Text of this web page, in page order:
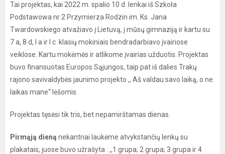
Tai projektas, kai 2022 m. spalio 10 d. lenkai iš Szkoła
Podstawowa nr 2 Przymierza Rodzin im. Ks. Jana
Twardowskiego atvažiavo į Lietuvą, į mūsų gimnaziją ir kartu su
7 a, 8 d, I a ir I c klasių mokiniais bendradarbiavo įvairiose
veiklose. Kartu mokėmės ir atlikome įvairias užduotis. Projektas
buvo finansuotas Europos Sąjungos, taip pat iš dalies Trakų
rajono savivaldybės jaunimo projekto ,, Aš valdau savo laiką, o ne
laikas mane‘‘ lėšomis.
Projektas tęsėsi tik tris, bet nepamirštamas dienas.
Pirmąją dieną nekantriai laukėme atvykstančių lenkų su
plakatais, juose buvo užrašyta : ,,1 grupa; 2 grupa; 3 grupa ir 4